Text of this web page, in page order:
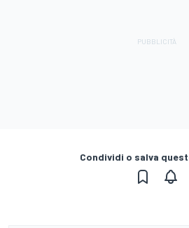
Condividi o salva